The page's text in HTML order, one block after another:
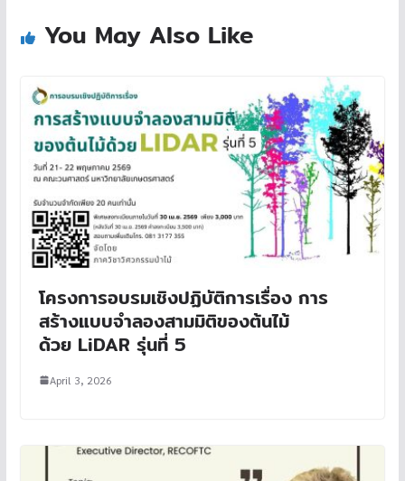
You May Also Like
โครงการอบรมเชิงปฏิบัติการเรื่อง การ
สร้างแบบจำลองสามมิติของต้นไม้
ด้วย LiDAR รุ่นที่ 5
April 3, 2026